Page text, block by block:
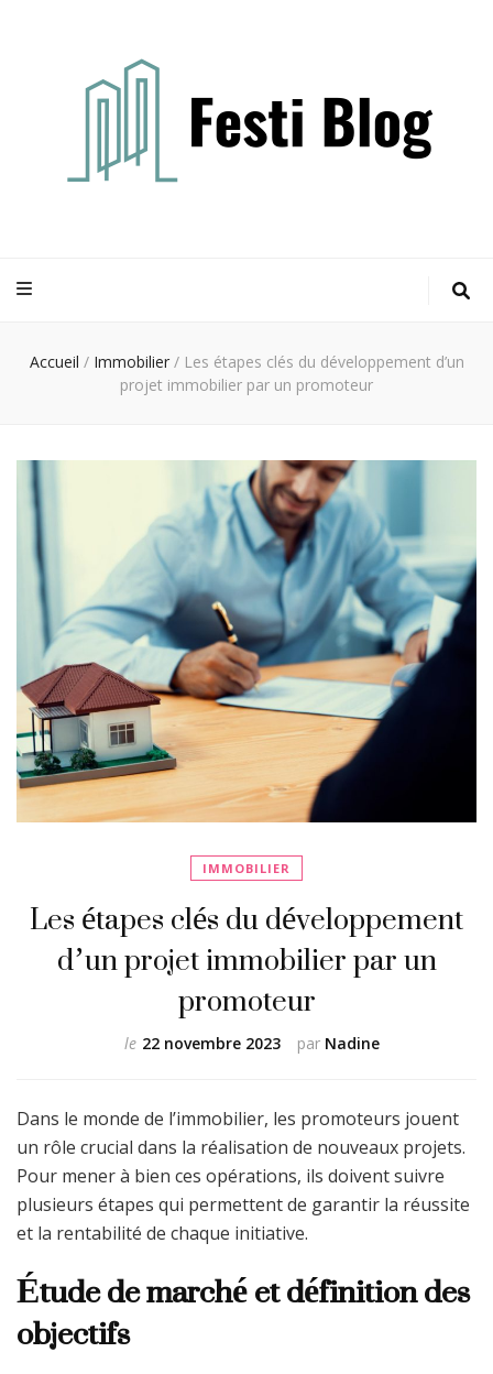
Accueil / Immobilier / Les étapes clés du développement d’un
projet immobilier par un promoteur
IMMOBILIER
Les étapes clés du développement
d’un projet immobilier par un
promoteur
par Nadine
le 22 novembre 2023
Dans le monde de l’immobilier, les promoteurs jouent
un rôle crucial dans la réalisation de nouveaux projets.
Pour mener à bien ces opérations, ils doivent suivre
plusieurs étapes qui permettent de garantir la réussite
et la rentabilité de chaque initiative.
Étude de marché et définition des
objectifs